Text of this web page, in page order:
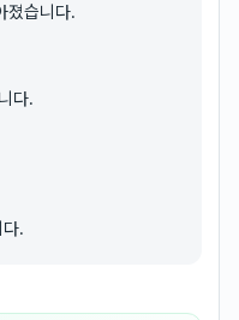
졌습니다.
다.
.